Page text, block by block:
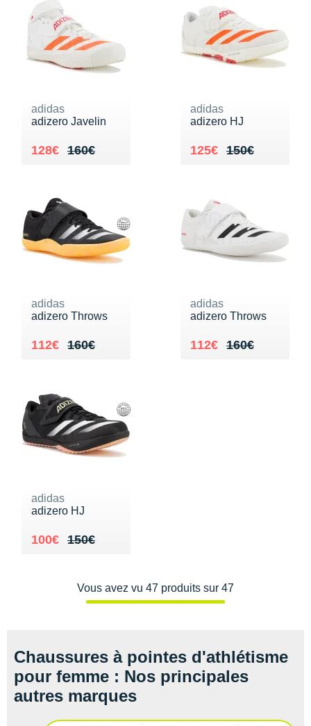
adidas
adizero Javelin
160€
Au lieu de 160€
128€
Vendu 128€
adidas
adizero HJ
150€
Au lieu de 150€
125€
Vendu 125€
adidas
adizero Throws
160€
Au lieu de 160€
112€
Vendu 112€
adidas
adizero Throws
160€
Au lieu de 160€
112€
Vendu 112€
adidas
adizero HJ
150€
Au lieu de 150€
100€
Vendu 100€
Vous avez vu 47 produits sur 47
Chaussures à pointes d'athlétisme
pour femme : Nos principales
autres marques